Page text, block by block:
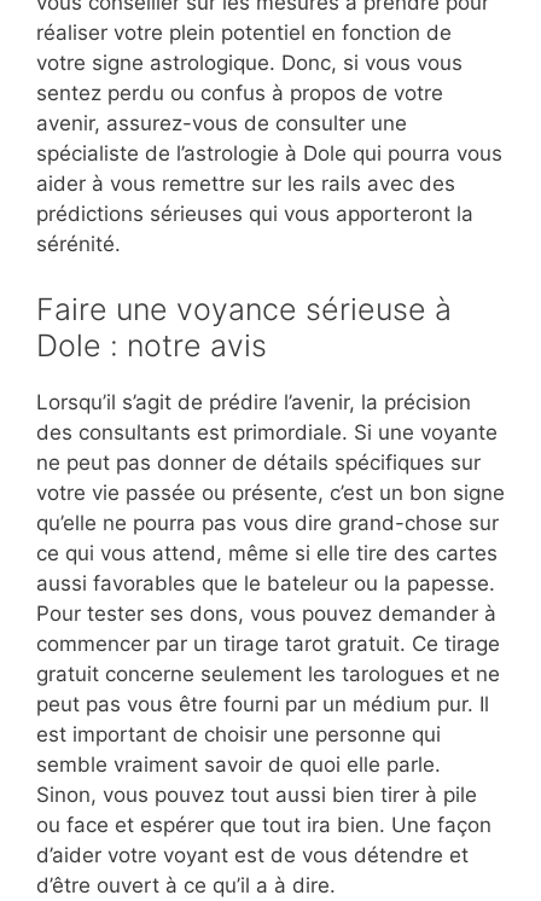
réaliser votre plein potentiel en fonction de
votre signe astrologique. Donc, si vous vous
sentez perdu ou confus à propos de votre
avenir, assurez-vous de consulter une
spécialiste de l’astrologie à Dole qui pourra vous
aider à vous remettre sur les rails avec des
prédictions sérieuses qui vous apporteront la
sérénité.
Faire une voyance sérieuse à
Dole : notre avis
Lorsqu’il s’agit de prédire l’avenir, la précision
des consultants est primordiale. Si une voyante
ne peut pas donner de détails spécifiques sur
votre vie passée ou présente, c’est un bon signe
qu’elle ne pourra pas vous dire grand-chose sur
ce qui vous attend, même si elle tire des cartes
aussi favorables que le bateleur ou la papesse.
Pour tester ses dons, vous pouvez demander à
commencer par un tirage tarot gratuit. Ce tirage
gratuit concerne seulement les tarologues et ne
peut pas vous être fourni par un médium pur. Il
est important de choisir une personne qui
semble vraiment savoir de quoi elle parle.
Sinon, vous pouvez tout aussi bien tirer à pile
ou face et espérer que tout ira bien. Une façon
d’aider votre voyant est de vous détendre et
d’être ouvert à ce qu’il a à dire.